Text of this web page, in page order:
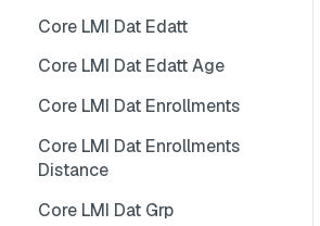
Core LMI Ref Lau1 Nuts3 Nuts1
Core LMI Dat Edatt
Core LMI Dat Edatt Age
Core LMI Dat Enrollments
Core LMI Dat Enrollments
Distance
Core LMI Dat Grp